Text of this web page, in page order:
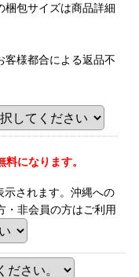
梱包サイズは商品詳細
様都合による返品不
になります。
されます。沖縄への
・非会員の方はご利用